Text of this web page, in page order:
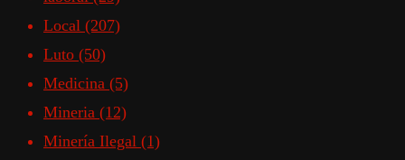
Local (207)
Luto (50)
Medicina (5)
Mineria (12)
Minería Ilegal (1)